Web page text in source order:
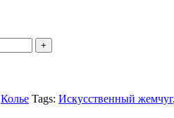
Колье Tags: Искусственный жемчуг